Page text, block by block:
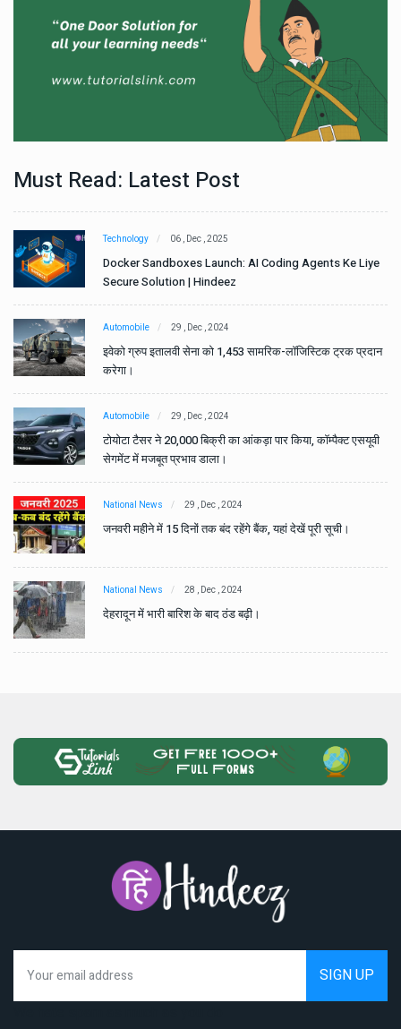
Must Read: Latest Post
Technology 06 , Dec , 2025
Docker Sandboxes Launch: AI Coding Agents Ke Liye
Secure Solution | Hindeez
Automobile 29 , Dec , 2024
इवेको ग्रुप इतालवी सेना को 1,453 सामरिक-लॉजिस्टिक ट्रक प्रदान
करेगा।
Automobile 29 , Dec , 2024
टोयोटा टैसर ने 20,000 बिक्री का आंकड़ा पार किया, कॉम्पैक्ट एसयूवी
सेगमेंट में मजबूत प्रभाव डाला।
National News 29 , Dec , 2024
जनवरी महीने में 15 दिनों तक बंद रहेंगे बैंक, यहां देखें पूरी सूची।
National News 28 , Dec , 2024
देहरादून में भारी बारिश के बाद ठंड बढ़ी।